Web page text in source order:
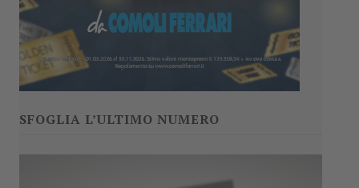
SFOGLIA L’ULTIMO NUMERO